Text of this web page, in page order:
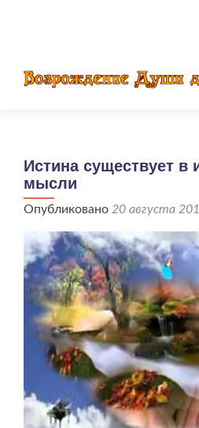
Истина существует в
мысли
Опубликовано 20 августа